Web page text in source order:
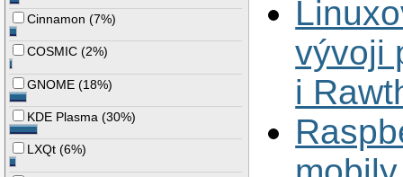
Cinnamon (7%)
COSMIC (2%)
GNOME (18%)
KDE Plasma (30%)
LXQt (6%)
vývoji
i